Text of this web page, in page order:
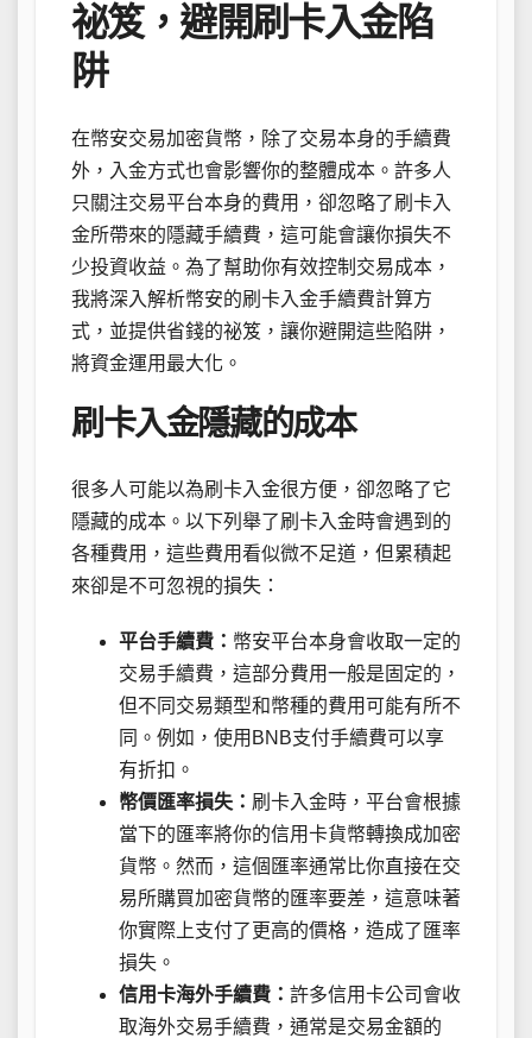
祕笈，避開刷卡入金陷
阱
在幣安交易加密貨幣，除了交易本身的手續費
外，入金方式也會影響你的整體成本。許多人
只關注交易平台本身的費用，卻忽略了刷卡入
金所帶來的隱藏手續費，這可能會讓你損失不
少投資收益。為了幫助你有效控制交易成本，
我將深入解析幣安的刷卡入金手續費計算方
式，並提供省錢的祕笈，讓你避開這些陷阱，
將資金運用最大化。
刷卡入金隱藏的成本
很多人可能以為刷卡入金很方便，卻忽略了它
隱藏的成本。以下列舉了刷卡入金時會遇到的
各種費用，這些費用看似微不足道，但累積起
來卻是不可忽視的損失：
平台手續費： 幣安平台本身會收取一定的
交易手續費，這部分費用一般是固定的，
但不同交易類型和幣種的費用可能有所不
同。例如，使用BNB支付手續費可以享
有折扣。
幣價匯率損失： 刷卡入金時，平台會根據
當下的匯率將你的信用卡貨幣轉換成加密
貨幣。然而，這個匯率通常比你直接在交
易所購買加密貨幣的匯率要差，這意味著
你實際上支付了更高的價格，造成了匯率
損失。
信用卡海外手續費： 許多信用卡公司會收
取海外交易手續費，通常是交易金額的